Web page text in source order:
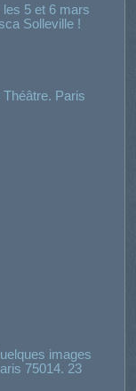
les 5 et 6 mars
Solleville !
Paris
images
75014. 23